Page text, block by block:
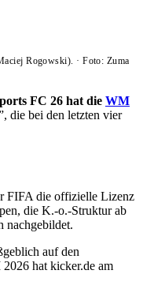
Rogowski). ·Foto: Zuma
FC 26 hat die WM
die bei den letzten vier
FIFA die offizielle Lizenz
die K.-o.-Struktur ab
nachgebildet.
auf den
hat kicker.de am